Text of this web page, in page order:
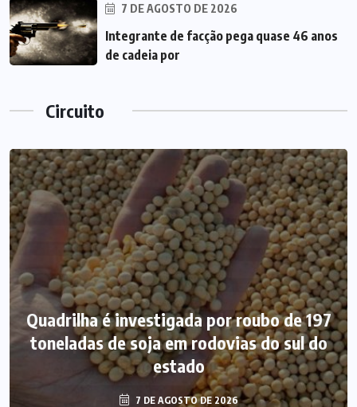
7 DE AGOSTO DE 2026
Integrante de facção pega quase 46 anos
de cadeia por
Circuito
Quadrilha é investigada por roubo de 197
toneladas de soja em rodovias do sul do
estado
7 DE AGOSTO DE 2026